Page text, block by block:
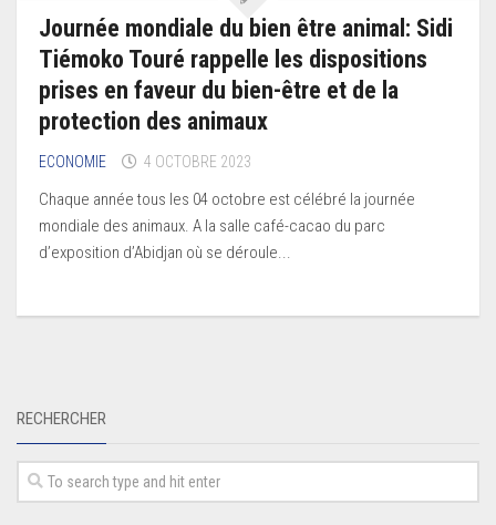
Journée mondiale du bien être animal: Sidi
Tiémoko Touré rappelle les dispositions
prises en faveur du bien-être et de la
protection des animaux
ECONOMIE 4 OCTOBRE 2023
Chaque année tous les 04 octobre est célébré la journée
mondiale des animaux. A la salle café-cacao du parc
d’exposition d’Abidjan où se déroule...
RECHERCHER